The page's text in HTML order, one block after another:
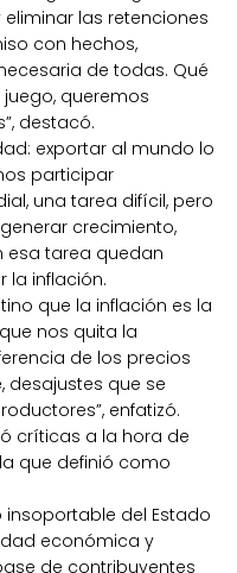
las retenciones
con hechos,
de todas. Qué
queremos
destacó.
exportar al mundo lo
participar
una tarea difícil, pero
crecimiento,
esa tarea quedan
la inflación.
que la inflación es la
nos quita la
de los precios
desajustes que se
enfatizó.
críticas a la hora de
que definió como
del Estado
económica y
de contribuyentes